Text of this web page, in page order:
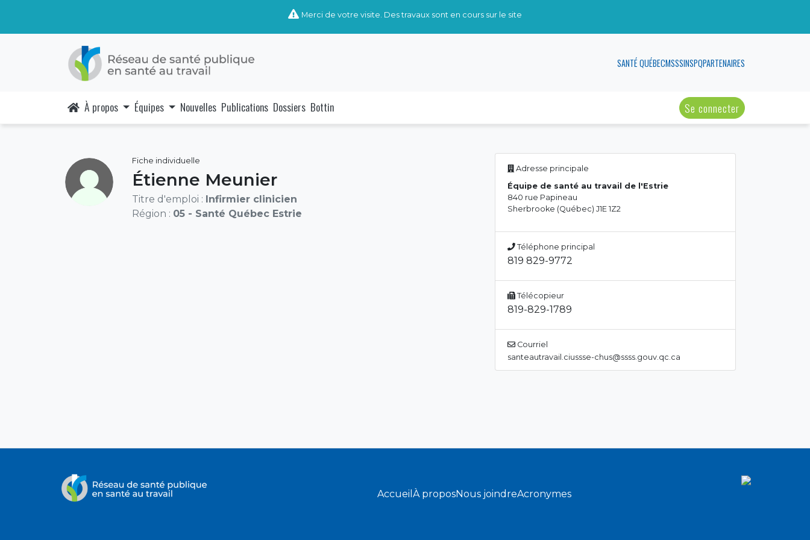
Merci de votre visite. Des travaux sont en cours sur le site
SANTÉ QUÉBECMSSSINSPQPARTENAIRES
À propos Équipes Nouvelles Publications Dossiers Bottin Se connecter
Fiche individuelle
Étienne Meunier
Titre d'emploi : Infirmier clinicien
Région : 05 - Santé Québec Estrie
Adresse principale
Équipe de santé au travail de l'Estrie
840 rue Papineau
Sherbrooke (Québec) J1E 1Z2
Téléphone principal
819 829-9772
Télécopieur
819-829-1789
Courriel
santeautravail.ciussse-chus@ssss.gouv.qc.ca
Accueil À proposNous joindreAcronymes